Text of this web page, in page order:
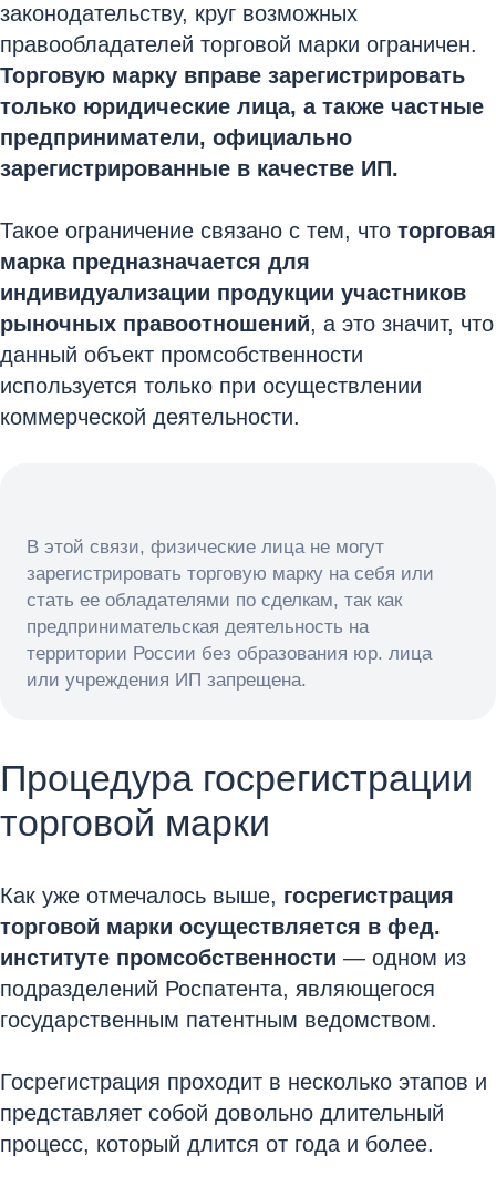
законодательству, круг возможных
правообладателей торговой марки ограничен.
Торговую марку вправе зарегистрировать
только юридические лица, а также частные
предприниматели, официально
зарегистрированные в качестве ИП.
Такое ограничение связано с тем, что торговая
марка предназначается для
индивидуализации продукции участников
рыночных правоотношений, а это значит, что
данный объект промсобственности
используется только при осуществлении
коммерческой деятельности.
В этой связи, физические лица не могут
зарегистрировать торговую марку на себя или
стать ее обладателями по сделкам, так как
предпринимательская деятельность на
территории России без образования юр. лица
или учреждения ИП запрещена.
Процедура госрегистрации
торговой марки
Как уже отмечалось выше, госрегистрация
торговой марки осуществляется в фед.
институте промсобственности — одном из
подразделений Роспатента, являющегося
государственным патентным ведомством.
Госрегистрация проходит в несколько этапов и
представляет собой довольно длительный
процесс, который длится от года и более.